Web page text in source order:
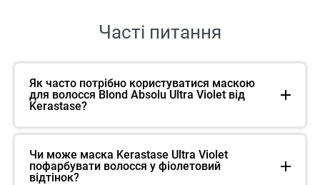
Часті питання
Як часто потрібно користуватися маскою
для волосся Blond Absolu Ultra Violet від
Kerastase?
Чи може маска Kerastase Ultra Violet
пофарбувати волосся у фіолетовий
відтінок?